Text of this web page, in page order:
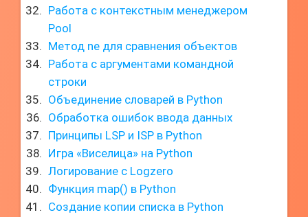
Работа с контекстным менеджером
Pool
Метод ne для сравнения объектов
Работа с аргументами командной
строки
Объединение словарей в Python
Обработка ошибок ввода данных
Принципы LSP и ISP в Python
Игра «Виселица» на Python
Логирование с Logzero
Функция map() в Python
Создание копии списка в Python